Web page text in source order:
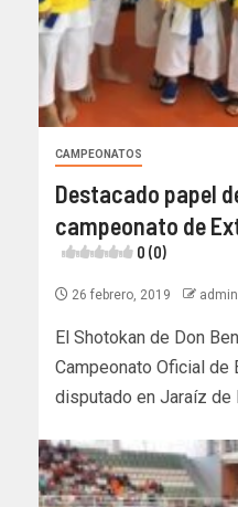
CAMPEONATOS
Destacado papel
campeonato de
0 (0)
26 febrero, 2019 admin
El Shotokan de Don
Campeonato Oficial de
disputado en Jaraíz de